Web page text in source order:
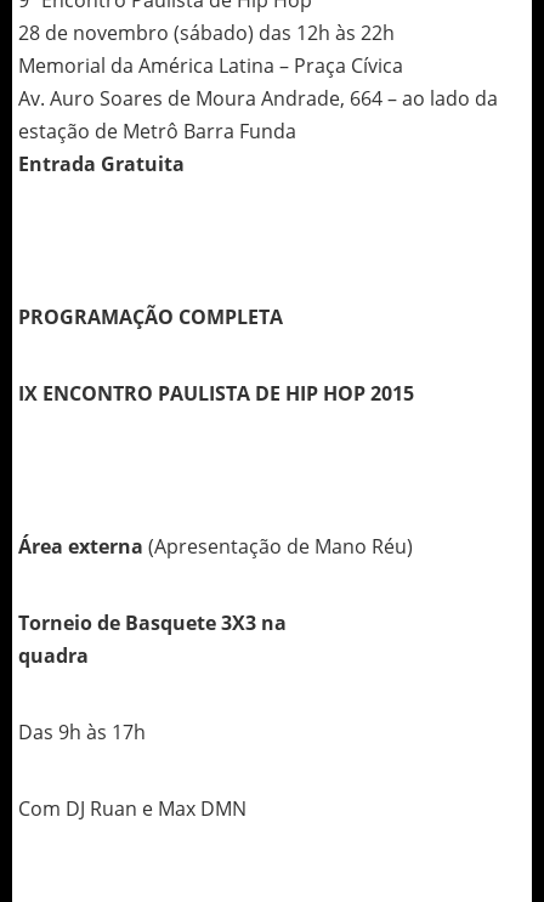
28 de novembro (sábado) das 12h às 22h
Memorial da América Latina – Praça Cívica
Av. Auro Soares de Moura Andrade, 664 – ao lado da
estação de Metrô Barra Funda
Entrada Gratuita
PROGRAMAÇÃO COMPLETA
IX ENCONTRO PAULISTA DE HIP HOP 2015
Área externa (Apresentação de Mano Réu)
Torneio de Basquete 3X3 na
quadra
Das 9h às 17h
Com DJ Ruan e Max DMN